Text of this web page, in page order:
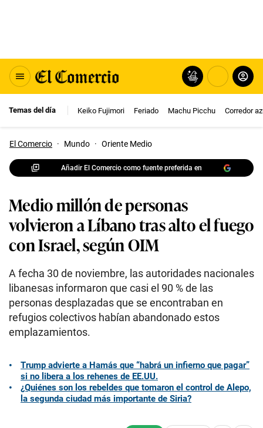
Temas del día Keiko Fujimori Feriado Machu Picchu Corredor
El Comercio · Mundo · Oriente Medio
Añadir El Comercio como fuente preferida en
Medio millón de personas
volvieron a Líbano tras alto el fuego
con Israel, según OIM
A fecha 30 de noviembre, las autoridades nacionales
libanesas informaron que casi el 90 % de las
personas desplazadas que se encontraban en
refugios colectivos habían abandonado estos
emplazamientos.
Trump advierte a Hamás que “habrá un infierno que pagar”
si no libera a los rehenes de EE.UU.
¿Quiénes son los rebeldes que tomaron el control de Alepo,
la segunda ciudad más importante de Siria?